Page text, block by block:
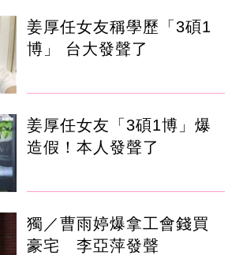
姜厚任女友稱學歷「3碩1
博」 台大發聲了
姜厚任女友「3碩1博」爆
造假！本人發聲了
獨／曹雨婷爆拿工會錢買
豪宅 李亞萍發聲